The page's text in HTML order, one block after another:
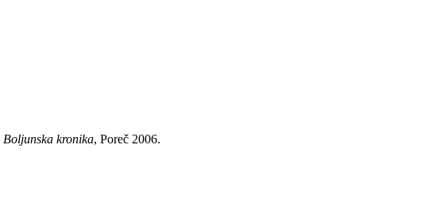
Boljunska kronika, Poreč 2006.